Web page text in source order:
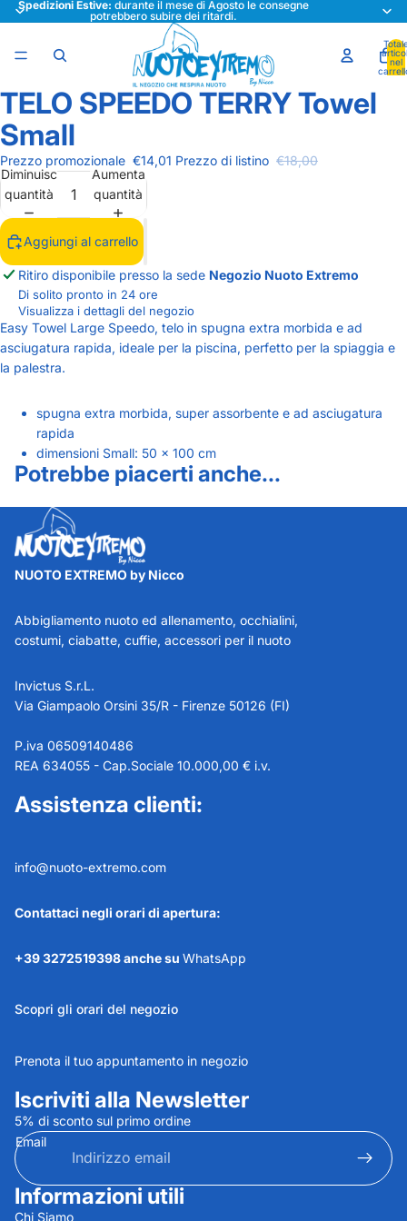
Spedizioni Estive: durante il mese di Agosto le consegne
potrebbero subire dei ritardi.
nel
Apri
immagine
a
schermo
intero
TELO SPEEDO TERRY Towel
Small
Prezzo promozionale €14,01 Prezzo di listino €18,00
Diminuisci
quantità
Aumenta
quantità
Aggiungi al carrello
Ritiro disponibile presso la sede Negozio Nuoto Extremo
Di solito pronto in 24 ore
Visualizza i dettagli del negozio
Easy Towel Large Speedo, telo in spugna extra morbida e ad
asciugatura rapida, ideale per la piscina, perfetto per la spiaggia e
la palestra.
spugna extra morbida, super assorbente e ad asciugatura
rapida
dimensioni Small: 50 x 100 cm
Potrebbe piacerti anche...
NUOTO EXTREMO by Nicco
Abbigliamento nuoto ed allenamento, occhialini,
costumi, ciabatte, cuffie, accessori per il nuoto
Invictus S.r.L.
Via Giampaolo Orsini 35/R - Firenze 50126 (FI)
P.iva 06509140486
REA 634055 - Cap.Sociale 10.000,00 € i.v.
Assistenza clienti:
info@nuoto-extremo.com
Contattaci negli orari di apertura:
+39 3272519398 anche su WhatsApp
Scopri gli orari del negozio
Prenota il tuo appuntamento in negozio
Iscriviti alla Newsletter
5% di sconto sul primo ordine
Email
Informazioni utili
Chi Siamo
Informativa sulla privacy